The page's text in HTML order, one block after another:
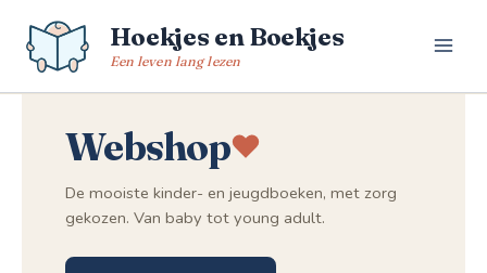
naar
Hoekjes en Boekjes
Een leven lang lezen
Webshop
De mooiste kinder- en jeugdboeken, met zorg
gekozen. Van baby tot young adult.